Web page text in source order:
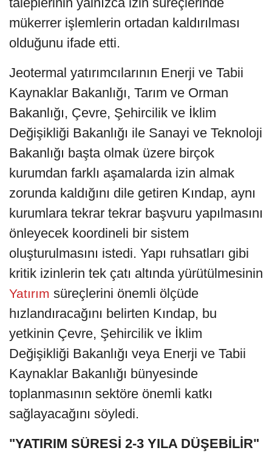
mükerrer işlemlerin ortadan kaldırılması
olduğunu ifade etti.
Jeotermal yatırımcılarının Enerji ve Tabii
Kaynaklar Bakanlığı, Tarım ve Orman
Bakanlığı, Çevre, Şehircilik ve İklim
Değişikliği Bakanlığı ile Sanayi ve Teknoloji
Bakanlığı başta olmak üzere birçok
kurumdan farklı aşamalarda izin almak
zorunda kaldığını dile getiren Kındap, aynı
kurumlara tekrar tekrar başvuru yapılmasını
önleyecek koordineli bir sistem
oluşturulmasını istedi. Yapı ruhsatları gibi
kritik izinlerin tek çatı altında yürütülmesinin
Yatırım süreçlerini önemli ölçüde
hızlandıracağını belirten Kındap, bu
yetkinin Çevre, Şehircilik ve İklim
Değişikliği Bakanlığı veya Enerji ve Tabii
Kaynaklar Bakanlığı bünyesinde
toplanmasının sektöre önemli katkı
sağlayacağını söyledi.
"YATIRIM SÜRESİ 2-3 YILA DÜŞEBİLİR"